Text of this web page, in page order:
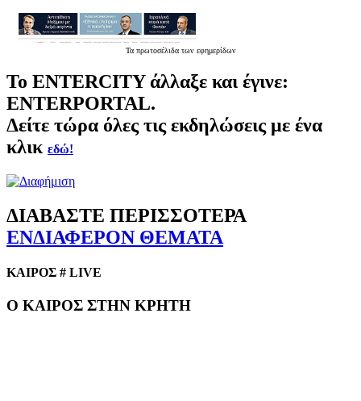
Τα πρωτοσέλιδατων εφημερίδων
Το ENTERCITYάλλαξε και έγινε:
ENTERPORTAL.
Δείτε τώρα όλες τις εκδηλώσεις με ένα
κλικ εδώ!
ΔΙΑΒΑΣΤΕ ΠΕΡΙΣΣΟΤΕΡΑ
ΕΝΔΙΑΦΕΡΟΝ ΘΕΜΑΤΑ
ΚΑΙΡΟΣ # LIVE
Ο ΚΑΙΡΟΣ ΣΤΗΝ ΚΡΗΤΗ